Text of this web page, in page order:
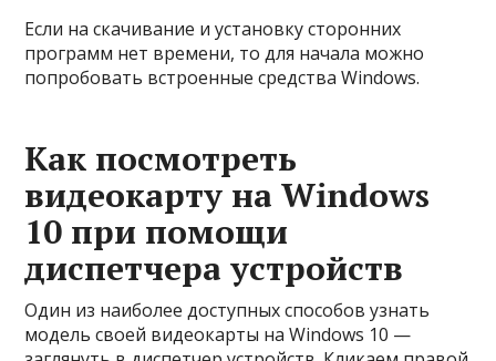
Если на скачивание и установку сторонних
программ нет времени, то для начала можно
попробовать встроенные средства Windows.
Как посмотреть
видеокарту на Windows
10 при помощи
диспетчера устройств
Один из наиболее доступных способов узнать
модель своей видеокарты на Windows 10 —